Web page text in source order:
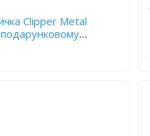
Clipper Metal